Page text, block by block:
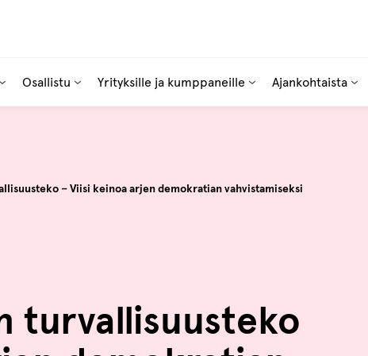
Osallistu Yrityksille ja kumppaneille Ajankohtaista
– Viisi keinoa arjen demokratian vahvistamiseksi
turvallisuusteko